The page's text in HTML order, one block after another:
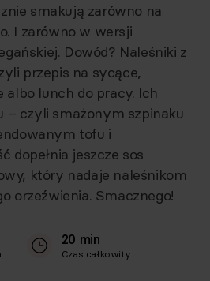
smakują zarówno na
I zarówno w wersji
Dowód? Naleśniki z
przepis na sycące,
lunch do pracy. Ich
– czyli smażonym szpinaku
tofu i
dopełnia jeszcze sos
który nadaje naleśnikom
orzeźwienia. Smacznego!
20 min
Czas całkowity